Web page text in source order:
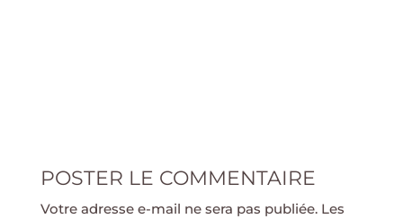
POSTER LE COMMENTAIRE
Votre adresse e-mail ne sera pas publiée. Les